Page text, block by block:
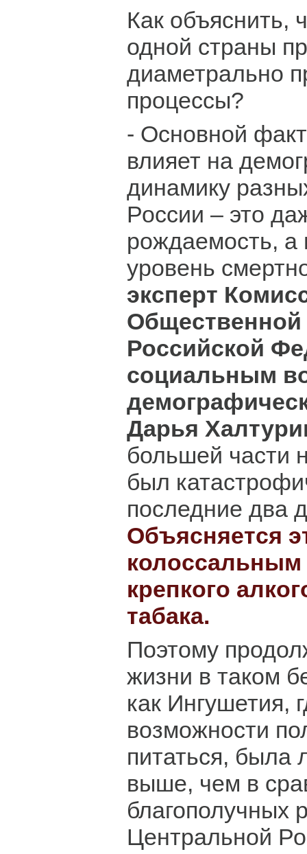
Как объяснить,
одной страны
диаметрально
процессы?
- Основной
влияет на
динамику
России – это
рождаемость, а
уровень
эксперт
Российской
социальным
Дарья
большей части
был
последние два
Объясняется
колоссальным
крепкого
табака.
Поэтому
жизни в таком
как Ингушетия,
возможности
питаться, была
выше, чем в
благополучных
Центральной